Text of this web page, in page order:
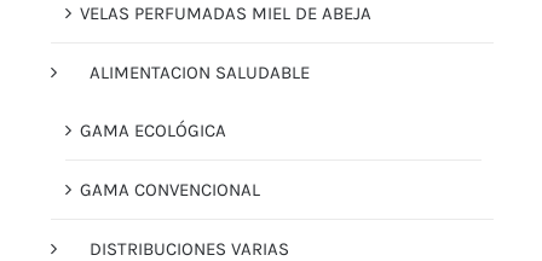
VELAS PERFUMADAS MIEL DE ABEJA
ALIMENTACION SALUDABLE
GAMA ECOLÓGICA
GAMA CONVENCIONAL
DISTRIBUCIONES VARIAS